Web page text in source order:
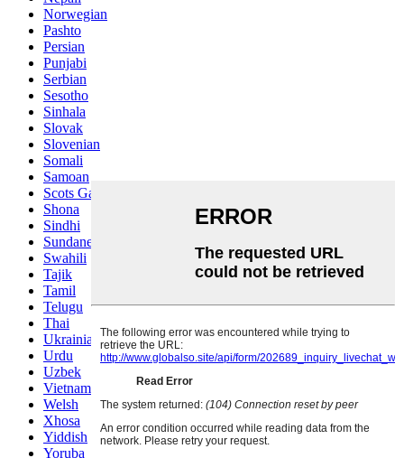
Norwegian
Pashto
Persian
Punjabi
Serbian
Sesotho
Sinhala
Slovak
Slovenian
Somali
Samoan
Scots Gaelic
Shona
Sindhi
Sundanese
Swahili
Tajik
Tamil
Telugu
Thai
Ukrainian
Urdu
Uzbek
Vietnamese
Welsh
Xhosa
Yiddish
Yoruba